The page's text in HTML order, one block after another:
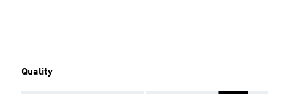
Quality